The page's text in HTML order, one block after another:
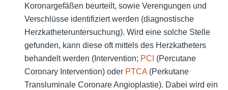
Koronargefäßen beurteilt, sowie Verengungen und
Verschlüsse identifiziert werden (diagnostische
Herzkatheteruntersuchung). Wird eine solche Stelle
gefunden, kann diese oft mittels des Herzkatheters
behandelt werden (Intervention; PCI (Percutane
Coronary Intervention) oder PTCA (Perkutane
Transluminale Coronare Angioplastie). Dabei wird ein